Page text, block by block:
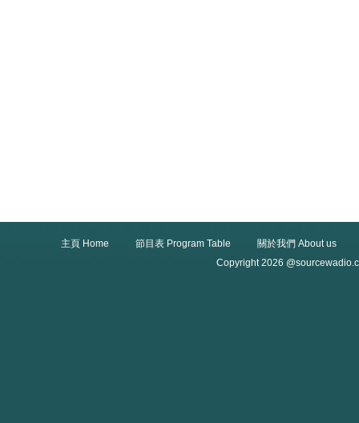
主頁 Home 節目表 Program Table
關於我們 About us
Copyright 2026